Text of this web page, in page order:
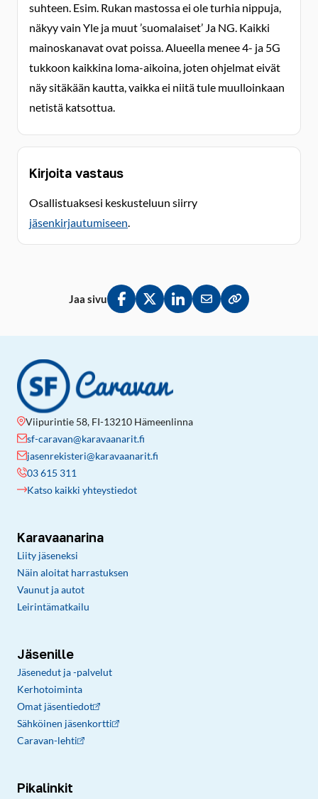
suhteen. Esim. Rukan mastossa ei ole turhia nippuja,
näkyy vain Yle ja muut ’suomalaiset’ Ja NG. Kaikki
mainoskanavat ovat poissa. Alueella menee 4- ja 5G
tukkoon kaikkina loma-aikoina, joten ohjelmat eivät
näy sitäkään kautta, vaikka ei niitä tule muulloinkaan
netistä katsottua.
Kirjoita vastaus
Osallistuaksesi keskusteluun siirry
jäsenkirjautumiseen.
Jaa sivu
Jaa Facebookissa
Jaa Twitterissä
Jaa LinkedInissä
Jaa sähköpostitse
Kopioi linkki
Viipurintie 58, FI-13210 Hämeenlinna
sf-caravan@karavaanarit.fi
jasenrekisteri@karavaanarit.fi
03 615 311
Katso kaikki yhteystiedot
Karavaanarina
Liity jäseneksi
Näin aloitat harrastuksen
Vaunut ja autot
Leirintämatkailu
Jäsenille
Jäsenedut ja -palvelut
Kerhotoiminta
Omat jäsentiedot
Sähköinen jäsenkortti
Caravan-lehti
Pikalinkit